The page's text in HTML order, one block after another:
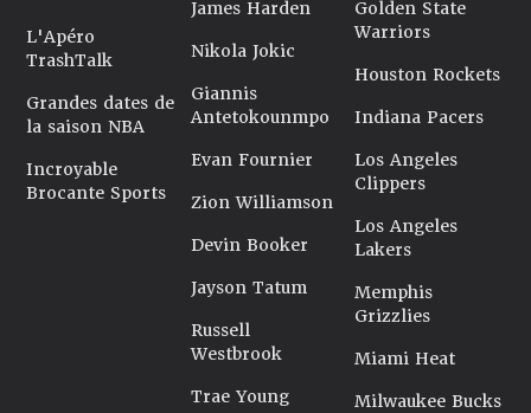
L'Apéro
TrashTalk
Grandes dates de
la saison NBA
Incroyable
Brocante Sports
James Harden
Nikola Jokic
Giannis
Antetokounmpo
Evan Fournier
Zion Williamson
Devin Booker
Jayson Tatum
Russell
Westbrook
Trae Young
Golden State
Warriors
Houston Rockets
Indiana Pacers
Los Angeles
Clippers
Los Angeles
Lakers
Memphis
Grizzlies
Miami Heat
Milwaukee Bucks